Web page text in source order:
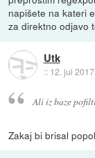
napišete na kateri
za direktno odjavo
Utk
:: 12. jul
Ali iz baze
Zakaj bi brisal